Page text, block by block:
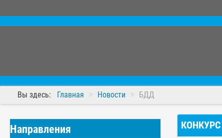
Вы здесь: Главная Новости БДД
Направления